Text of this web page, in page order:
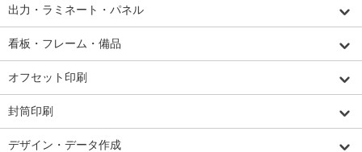
出力・ラミネート・パネル
看板・フレーム・備品
オフセット印刷
封筒印刷
デザイン・データ作成